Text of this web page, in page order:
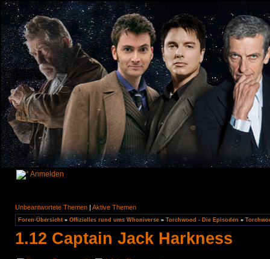
Anmelden
Unbeantwortete Themen | Aktive Themen
Foren-Übersicht » Offizielles rund ums Whoniverse » Torchwood - Die Episoden »
1.12 Captain Jack Harkness